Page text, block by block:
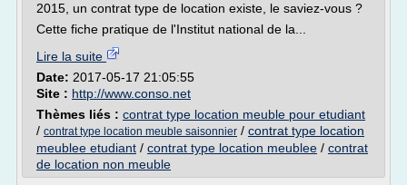
2015, un contrat type de location existe, le saviez-vous ?
Cette fiche pratique de l'Institut national de la...
Lire la suite
Date: 2017-05-17 21:05:55
Site : http://www.conso.net
Thèmes liés : contrat type location meuble pour etudiant
/ contrat type location meuble saisonnier / contrat type location
meublee etudiant / contrat type location meublee / contrat
de location non meuble